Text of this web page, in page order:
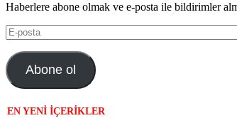
Haberlere abone olmak ve e-posta ile bildirimler
E-
posta
Abone ol
EN YENI İÇERIKLER